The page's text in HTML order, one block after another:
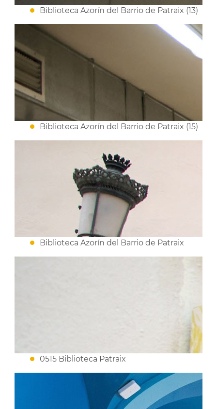
Biblioteca Azorín del Barrio de Patraix (13)
Biblioteca Azorín del Barrio de Patraix (15)
Biblioteca Azorín del Barrio de Patraix
0515 Biblioteca Patraix